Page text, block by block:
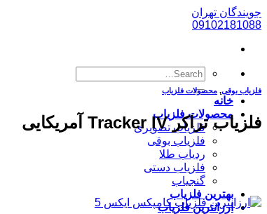
پرش
به
جویندگان تهران
09102181088
خانه
محصولات فلزیاب
فلزیاب تصویری
فلزیاب بوقی
ردیاب طلا
فلزیاب دستی
گنجیاب
بهترین فلزیاب
ارزانترین فلزیاب
فلزیاب بوقی, محصولات فلزیاب
فلزیاب تراکر Tracker IV آمریکایی